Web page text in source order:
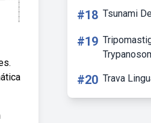
#18 Tsunami
#19
#20 Trava